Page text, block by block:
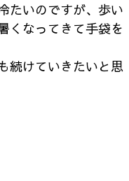
たいのですが、歩い
くなってきて手袋を
続けていきたいと思